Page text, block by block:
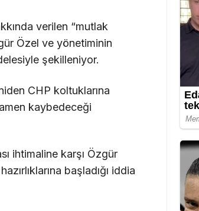
verilen “mutlak
Özel ve yönetiminin
şekilleniyor.
CHP koltuklarına
kaybedeceği
ihtimaline karşı Özgür
başladığı iddia